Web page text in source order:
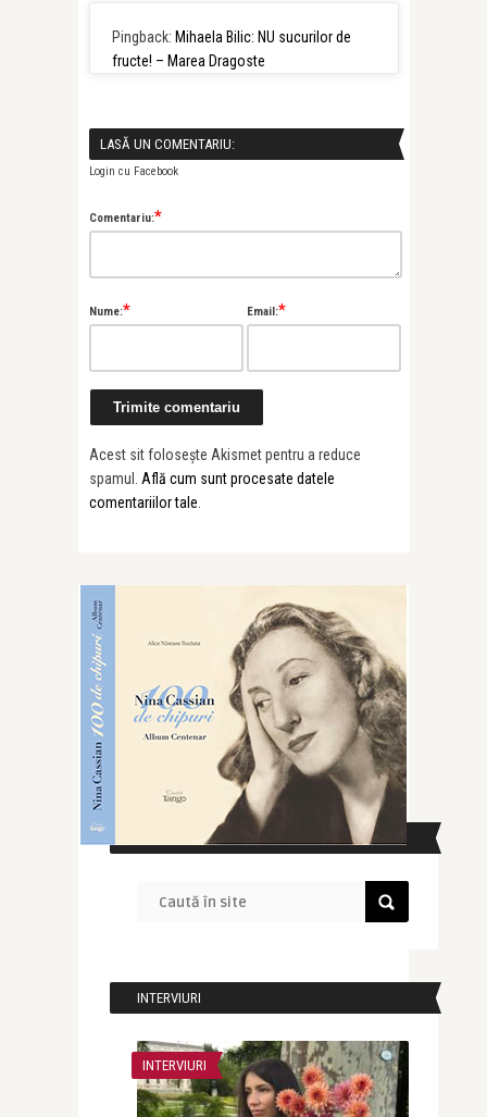
Pingback: Mihaela Bilic: NU sucurilor de
fructe! – Marea Dragoste
LASĂ UN COMENTARIU:
Login cu Facebook
Comentariu:*
Nume:* Email:*
Acest sit folosește Akismet pentru a reduce
spamul. Află cum sunt procesate datele
comentariilor tale
CAUTĂ ÎN SITE
INTERVIURI
INTERVIURI